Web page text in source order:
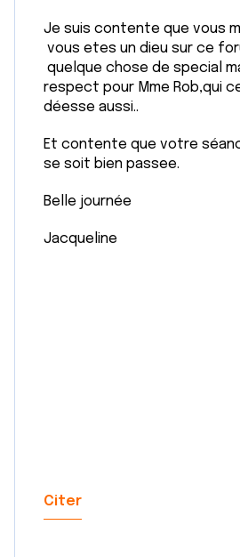
Je suis contente que vous
vous etes un dieu sur ce
quelque chose de special
respect pour Mme Rob,qui
déesse aussi..
Et contente que votre
se soit bien passee.
Belle journée
Jacqueline
Citer